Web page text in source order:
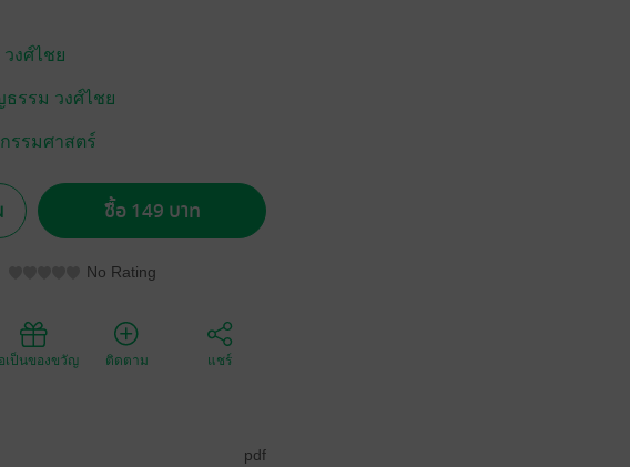
งศ์ไชย
รรม วงศ์ไชย
รรมศาสตร์
ซื้อ 149 บาท
No Rating
เป็นของขวัญ ติดตาม แชร์
pdf